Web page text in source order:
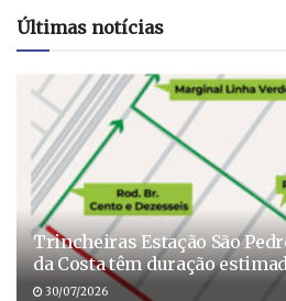
Últimas notícias
Trincheiras Estação São
da Costa têm duração
30/07/2026